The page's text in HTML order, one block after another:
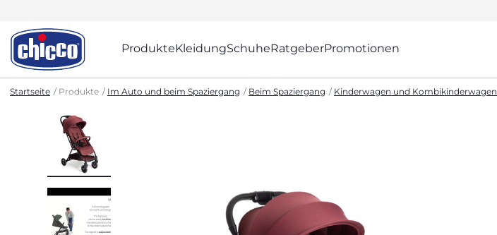
ProdukteKleidungSchuheRatgeberPromotionen
Startseite Produkte Im Auto und beim Spaziergang Beim Spaziergang Kinderwagen und Kombikinderwagen